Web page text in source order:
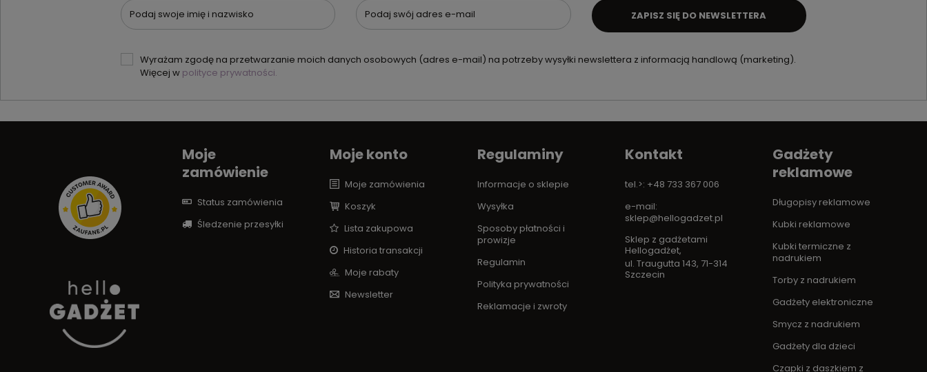
Podaj swoje imię i nazwisko Podaj swój adres e-mail
Wyrażam zgodę na przetwarzanie moich danych osobowych (adres e-mail) na potrzeby wysyłki newslettera z informacją handlową (marketing).
Więcej w polityce prywatności.
ZAPISZ SIĘ DO NEWSLETTERA
Moje
zamówienie
Status zamówienia
Śledzenie przesyłki
Moje konto
Moje zamówienia
Koszyk
Lista zakupowa
Historia transakcji
Moje rabaty
Newsletter
Regulaminy
Informacje o sklepie
Wysyłka
Sposoby płatności i
prowizje
Regulamin
Polityka prywatności
Reklamacje i zwroty
Kontakt
tel.>: +48 733 367 006
e-mail:
sklep@hellogadzet.pl
Sklep z gadżetami
Hellogadżet,
ul. Traugutta 143, 71-314
Szczecin
Gadżety
reklamowe
Długopisy reklamowe
Kubki reklamowe
Kubki termiczne z
nadrukiem
Torby z nadrukiem
Gadżety elektroniczne
Smycz z nadrukiem
Gadżety dla dzieci
Czapki z daszkiem z